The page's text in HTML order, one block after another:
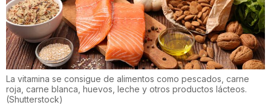
La vitamina se consigue de alimentos como pescados, carne
roja, carne blanca, huevos, leche y otros productos lácteos.
(Shutterstock)